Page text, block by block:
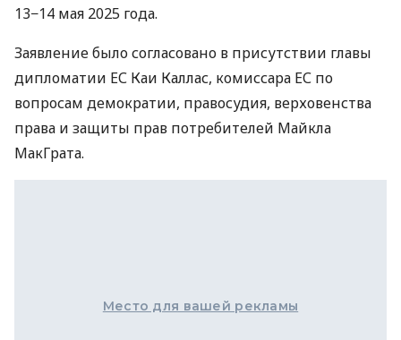
13−14 мая 2025 года.
Заявление было согласовано в присутствии главы
дипломатии ЕС Каи Каллас, комиссара ЕС по
вопросам демократии, правосудия, верховенства
права и защиты прав потребителей Майкла
МакГрата.
Место для вашей рекламы